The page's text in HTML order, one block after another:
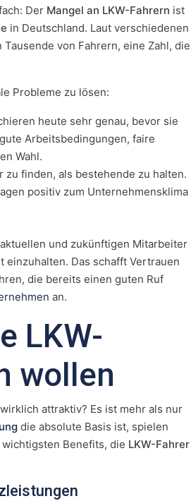
Der Mangel an LKW-Fahrern ist
in Deutschland. Laut verschiedenen
von Fahrern, eine Zahl, die
Probleme zu lösen:
heute sehr genau, bevor sie
Arbeitsbedingungen, faire
Wahl.
finden, als bestehende zu halten.
positiv zum Unternehmensklima
und zukünftigen Mitarbeiter
Das schafft Vertrauen
die bereits einen guten Ruf
an.
LKW-
wollen
wirklich attraktiv? Es ist mehr als nur
die absolute Basis ist, spielen
Benefits, die LKW-Fahrer